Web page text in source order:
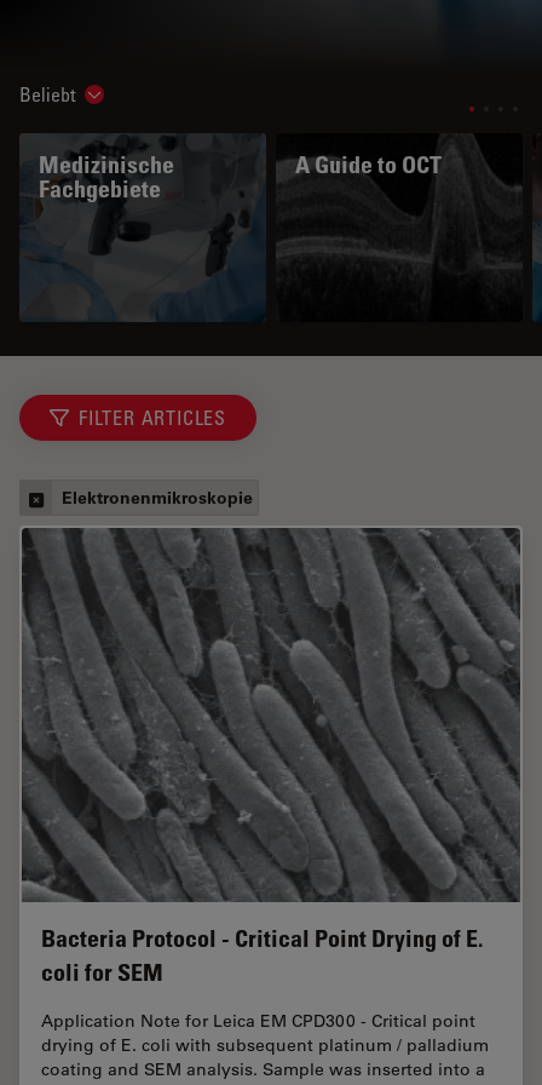
Beliebt Show subnavigation
Medizinische
Fachgebiete
A Guide to OCT
FILTER ARTICLES
Elektronenmikroskopie
Bacteria Protocol - Critical Point Drying of E.
coli for SEM
Application Note for Leica EM CPD300 - Critical point
drying of E. coli with subsequent platinum / palladium
coating and SEM analysis. Sample was inserted into a